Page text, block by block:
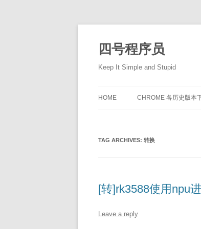
content
四号程序员
Keep It Simple and Stupid
HOME CHROME 各历史版本
TAG ARCHIVES: 转换
[转]rk3588使用npu
Leave a reply